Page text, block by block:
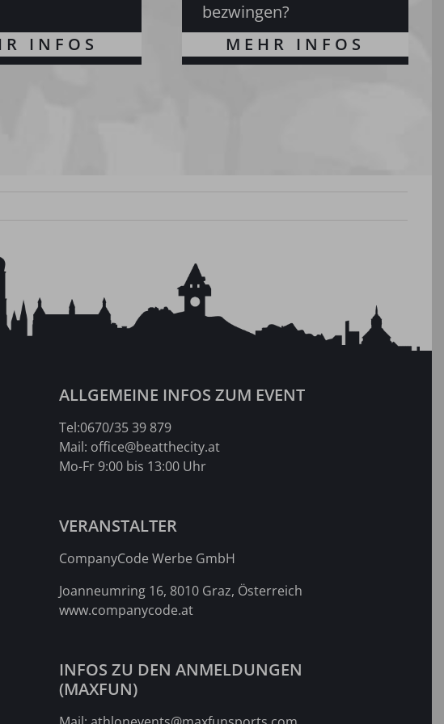
bezwingen?
ALLGEMEINE INFOS ZUM EVENT
Tel:0670/35 39 879
Mail: office@beatthecity.at
Mo-Fr 9:00 bis 13:00 Uhr
VERANSTALTER
CompanyCode Werbe GmbH
Joanneumring 16, 8010 Graz, Österreich
www.companycode.at
INFOS ZU DEN ANMELDUNGEN
(MAXFUN)